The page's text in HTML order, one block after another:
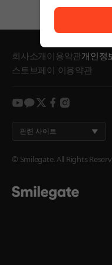
회사소개이용약관개인정
스토브페이 이용약관
youtube
kakaotwitterfacebook
instagram
관련 사이트
© Smilegate. All Rights